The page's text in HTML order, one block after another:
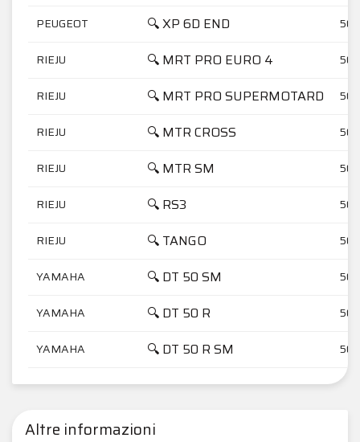
PEUGEOT 🔍 XP 6D END 50
RIEJU 🔍 MRT PRO EURO 4 50
RIEJU 🔍 MRT PRO SUPERMOTARD 50
RIEJU 🔍 MTR CROSS 50
RIEJU 🔍 MTR SM 50
RIEJU 🔍 RS3 50
RIEJU 🔍 TANGO 50
YAMAHA 🔍 DT 50 SM 50
YAMAHA 🔍 DT 50 R 50
YAMAHA 🔍 DT 50 R SM 50
Altre informazioni